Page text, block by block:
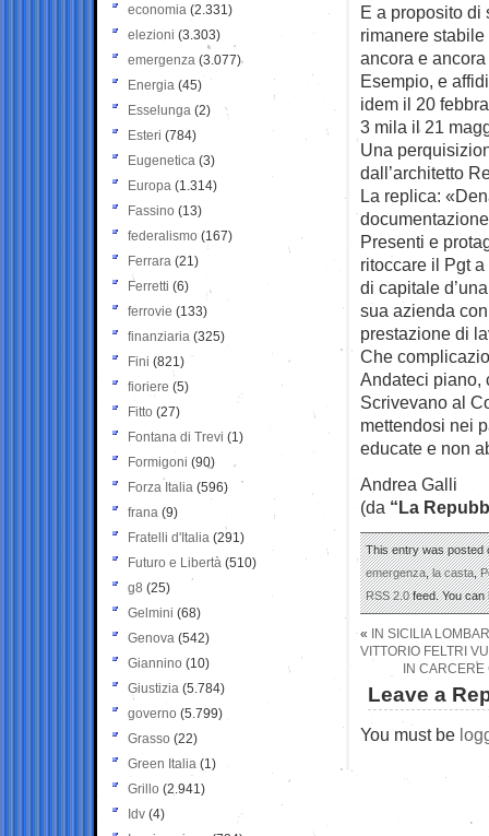
E a proposito di
rimanere
ancora e
Esempio, e
idem il 20
3 mila il 21
Una
dall’architetto
La replica:
Presenti e
ritoccare il Pgt
di capitale
sua azienda
prestazione di
Che
Andateci piano,
Scrivevano al
mettendosi nei
educate e non
Andrea Galli
(da “La
This entry was posted
emergenza,la casta,
RSS 2.0feed. You can
«
IN SICILIA
VITTORIO FELTRI
IN
Leave a
You must be
economia (2.331)
elezioni (3.303)
emergenza (3.077)
Energia (45)
Esselunga (2)
Esteri (784)
Eugenetica (3)
Europa (1.314)
Fassino (13)
federalismo (167)
Ferrara (21)
Ferretti (6)
ferrovie (133)
finanziaria (325)
Fini (821)
fioriere (5)
Fitto (27)
Fontana di Trevi (1)
Formigoni (90)
Forza Italia (596)
frana (9)
Fratelli d'Italia (291)
Futuro e Libertà (510)
g8 (25)
Gelmini (68)
Genova (542)
Giannino (10)
Giustizia (5.784)
governo (5.799)
Grasso (22)
Green Italia (1)
Grillo (2.941)
Idv (4)